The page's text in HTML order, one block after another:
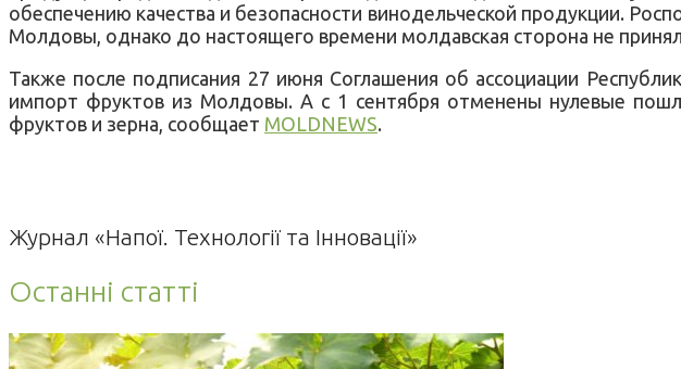
обеспечению качества и безопасности винодельческой продукции.
Молдовы, однако до настоящего времени молдавская сторона не
Также после подписания 27 июня Соглашения об ассоциации
импорт фруктов из Молдовы. А с 1 сентября отменены нулевые
фруктов и зерна, сообщает MOLDNEWS.
Журнал «Напої. Технології та Інновації»
Останні статті